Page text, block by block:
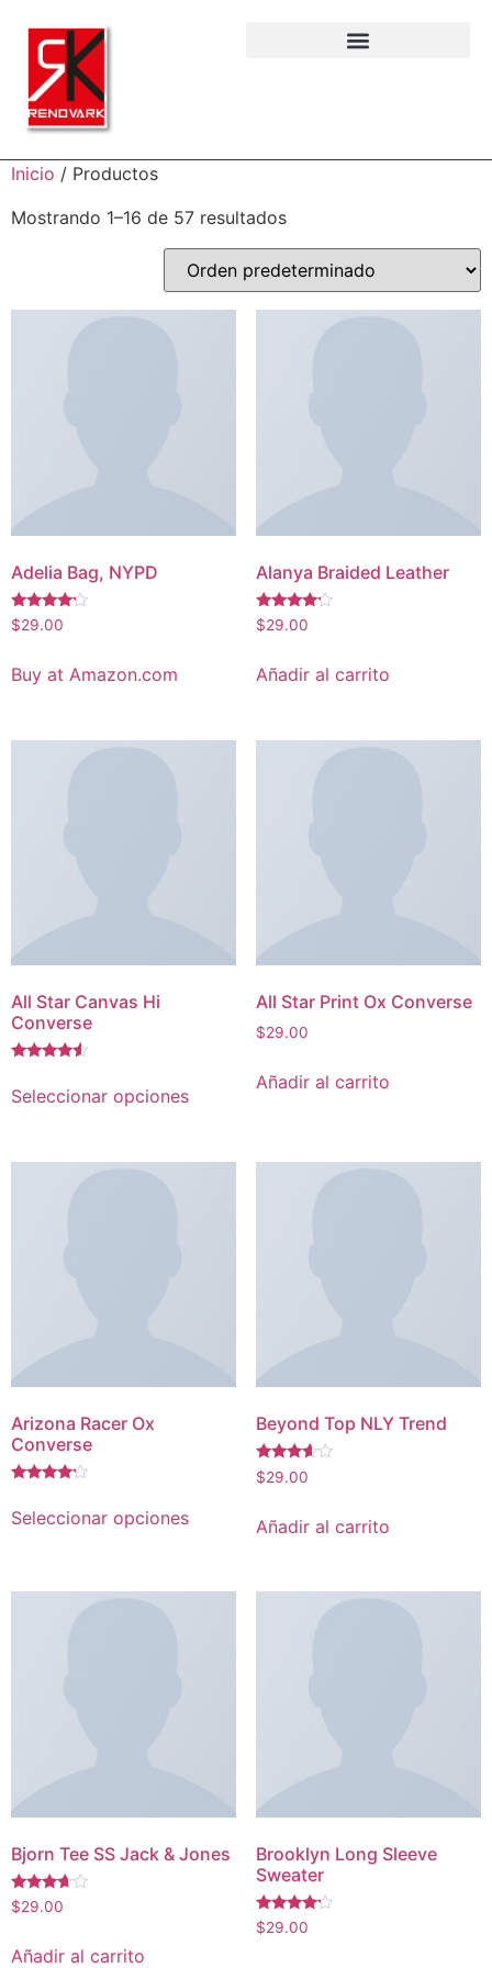
Inicio / Productos
Mostrando 1–16 de 57 resultados
Adelia Bag, NYPD
Valorado
con
$29.00
Buy at Amazon.com
Alanya Braided Leather
Valorado
con
$29.00
Añadir al carrito
All Star Canvas Hi
Converse
con
4.33
Seleccionar opciones
All Star Print Ox Converse
$29.00
Añadir al carrito
Arizona Racer Ox
Converse
4.00
Seleccionar opciones
Beyond Top NLY Trend
Valorado
con
$29.00
Añadir al carrito
Bjorn Tee SS Jack & Jones
Valorado
con
$29.00
Añadir al carrito
Brooklyn Long Sleeve
Sweater
Valorado
con
$29.00